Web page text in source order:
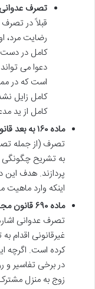
تصرف
قبلاً در
رضایت مرد،
کامل در
دعوا می
است که در
کامل زایل
کامل از ید
ماده ۱۶۰ به بعد قانون آیین دادرسی مدنی:
تصرف (از جمله
به تشریح
پردازند. هدف
اینکه وارد ماهیت
ماده ۶۹۰ قانون مجازات اسلامی (بخش تعزیرات):
تصرف عدوانی
غیرقانونی اقدام
کرده است. اگرچه
در برخی تفاسیر و
زوج به منزل